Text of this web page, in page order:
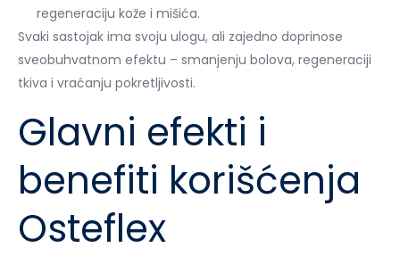
regeneraciju kože i mišića.
Svaki sastojak ima svoju ulogu, ali zajedno doprinose
sveobuhvatnom efektu – smanjenju bolova, regeneraciji
tkiva i vraćanju pokretljivosti.
Glavni efekti i
benefiti korišćenja
Osteflex